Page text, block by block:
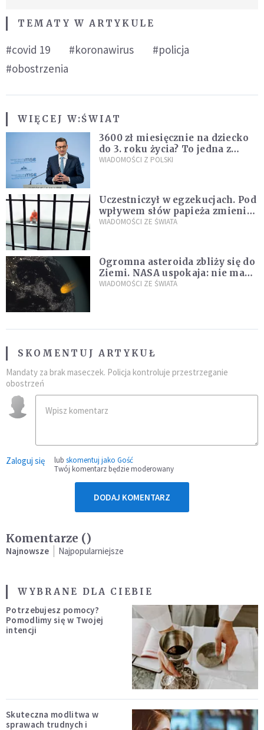
TEMATY W ARTYKULE
#covid 19 #koronawirus
#policja
#obostrzenia
WIĘCEJ W:ŚWIAT
3600 zł miesięcznie na dziecko
do 3. roku życia? To jedna z
propozycji programu "Rozwój
WIADOMOŚCI Z POLSKI
Uczestniczył w egzekucjach. Pod
wpływem słów papieża zmienił
zdanie
WIADOMOŚCI ZE ŚWIATA
Ogromna asteroida zbliży się do
Ziemi. NASA uspokaja: nie ma
zagrożenia
WIADOMOŚCI ZE ŚWIATA
SKOMENTUJ ARTYKUŁ
Mandaty za brak maseczek. Policja kontroluje przestrzeganie
obostrzeń
Zaloguj się lub skomentuj jako Gość
Twój komentarz będzie moderowany
DODAJ KOMENTARZ
Komentarze ()
Najnowsze Najpopularniejsze
WYBRANE DLA CIEBIE
Potrzebujesz pomocy?
Pomodlimy się w Twojej
intencji
Skuteczna modlitwa w
sprawach trudnych i